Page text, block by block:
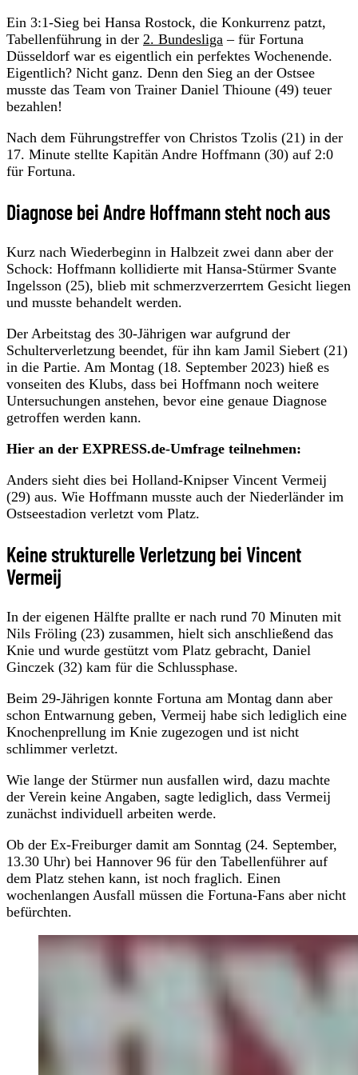
Ein 3:1-Sieg bei Hansa Rostock, die Konkurrenz patzt,
Tabellenführung in der 2. Bundesliga – für Fortuna
Düsseldorf war es eigentlich ein perfektes Wochenende.
Eigentlich? Nicht ganz. Denn den Sieg an der Ostsee
musste das Team von Trainer Daniel Thioune (49) teuer
bezahlen!
Nach dem Führungstreffer von Christos Tzolis (21) in der
17. Minute stellte Kapitän Andre Hoffmann (30) auf 2:0
für Fortuna.
Diagnose bei Andre Hoffmann steht noch aus
Kurz nach Wiederbeginn in Halbzeit zwei dann aber der
Schock: Hoffmann kollidierte mit Hansa-Stürmer Svante
Ingelsson (25), blieb mit schmerzverzerrtem Gesicht liegen
und musste behandelt werden.
Der Arbeitstag des 30-Jährigen war aufgrund der
Schulterverletzung beendet, für ihn kam Jamil Siebert (21)
in die Partie. Am Montag (18. September 2023) hieß es
vonseiten des Klubs, dass bei Hoffmann noch weitere
Untersuchungen anstehen, bevor eine genaue Diagnose
getroffen werden kann.
Hier an der EXPRESS.de-Umfrage teilnehmen:
Anders sieht dies bei Holland-Knipser Vincent Vermeij
(29) aus. Wie Hoffmann musste auch der Niederländer im
Ostseestadion verletzt vom Platz.
Keine strukturelle Verletzung bei Vincent
Vermeij
In der eigenen Hälfte prallte er nach rund 70 Minuten mit
Nils Fröling (23) zusammen, hielt sich anschließend das
Knie und wurde gestützt vom Platz gebracht, Daniel
Ginczek (32) kam für die Schlussphase.
Beim 29-Jährigen konnte Fortuna am Montag dann aber
schon Entwarnung geben, Vermeij habe sich lediglich eine
Knochenprellung im Knie zugezogen und ist nicht
schlimmer verletzt.
Wie lange der Stürmer nun ausfallen wird, dazu machte
der Verein keine Angaben, sagte lediglich, dass Vermeij
zunächst individuell arbeiten werde.
Ob der Ex-Freiburger damit am Sonntag (24. September,
13.30 Uhr) bei Hannover 96 für den Tabellenführer auf
dem Platz stehen kann, ist noch fraglich. Einen
wochenlangen Ausfall müssen die Fortuna-Fans aber nicht
befürchten.